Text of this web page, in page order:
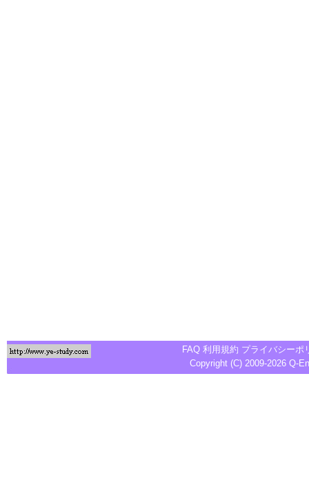
FAQ 利用規約 プライバシーポ
Copyright (C) 2009-2026 Q-